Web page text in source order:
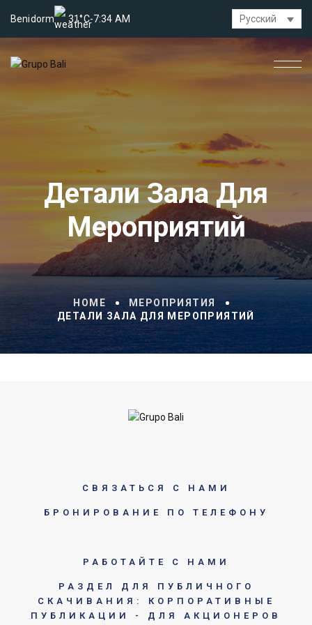
Benidorm 31°C-7:34 AM Русский
Детали Зала Для
Мероприятий
HOME
МЕРОПРИЯТИЯ
ДЕТАЛИ ЗАЛА ДЛЯ МЕРОПРИЯТИЙ
СВЯЗАТЬСЯ С НАМИ
БРОНИРОВАНИЕ ПО ТЕЛЕФОНУ
РАБОТАЙТЕ С НАМИ
РАЗДЕЛ ДЛЯ ПУБЛИЧНОГО
СКАЧИВАНИЯ: КОРПОРАТИВНЫЕ
ПУБЛИКАЦИИ - ДЛЯ АКЦИОНЕРОВ